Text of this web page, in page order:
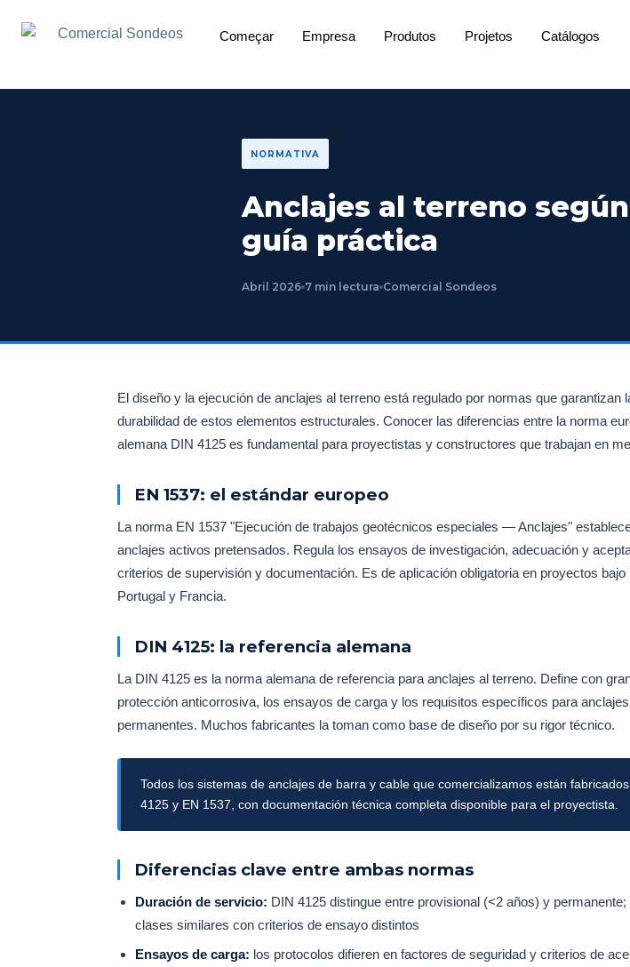
Começar Empresa Produtos Projetos Catálogos
NORMATIVA
Anclajes al terreno según
guía práctica
Abril 2026 7 min lectura Comercial Sondeos
El diseño y la ejecución de anclajes al terreno está regulado por normas que garantizan
durabilidad de estos elementos estructurales. Conocer las diferencias entre la norma
alemana DIN 4125 es fundamental para proyectistas y constructores que trabajan en
EN 1537: el estándar europeo
La norma EN 1537 "Ejecución de trabajos geotécnicos especiales — Anclajes"
anclajes activos pretensados. Regula los ensayos de investigación, adecuación y
criterios de supervisión y documentación. Es de aplicación obligatoria en proyectos bajo
Portugal y Francia.
DIN 4125: la referencia alemana
La DIN 4125 es la norma alemana de referencia para anclajes al terreno. Define con
protección anticorrosiva, los ensayos de carga y los requisitos específicos para
permanentes. Muchos fabricantes la toman como base de diseño por su rigor técnico.
Todos los sistemas de anclajes de barra y cable que comercializamos están
4125 y EN 1537, con documentación técnica completa disponible para el proyectista.
Diferencias clave entre ambas normas
Duración de servicio: DIN 4125 distingue entre provisional (<2 años) y
clases similares con criterios de ensayo distintos
Ensayos de carga: los protocolos difieren en factores de seguridad y criterios de